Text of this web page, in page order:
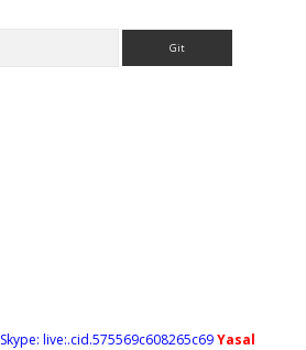
Skype: live:.cid.575569c608265c69Yasal